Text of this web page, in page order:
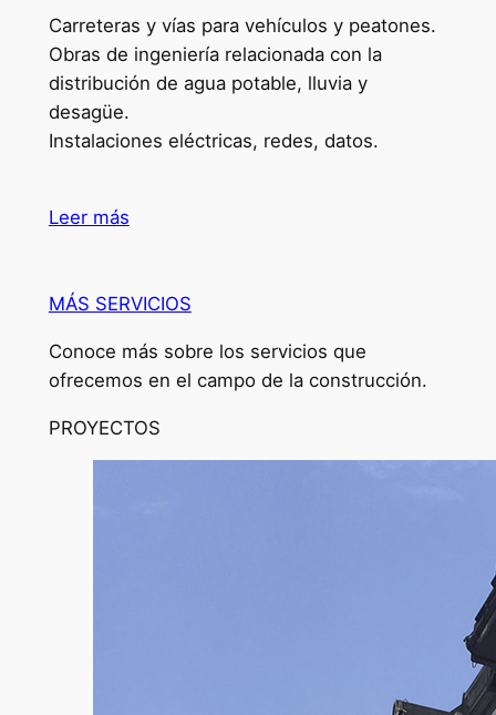
Carreteras y vías para vehículos y peatones.
Obras de ingeniería relacionada con la
distribución de agua potable, lluvia y
desagüe.
Instalaciones eléctricas, redes, datos.
Leer más
MÁS SERVICIOS
Conoce más sobre los servicios que
ofrecemos en el campo de la construcción.
PROYECTOS